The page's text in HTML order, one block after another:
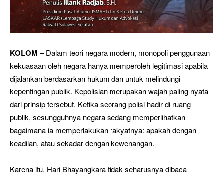
KOLOM – Dalam teori negara modern, monopoli penggunaan
kekuasaan oleh negara hanya memperoleh legitimasi apabila
dijalankan berdasarkan hukum dan untuk melindungi
kepentingan publik. Kepolisian merupakan wajah paling nyata
dari prinsip tersebut. Ketika seorang polisi hadir di ruang
publik, sesungguhnya negara sedang memperlihatkan
bagaimana ia memperlakukan rakyatnya: apakah dengan
keadilan, atau sekadar dengan kewenangan.
Karena itu, Hari Bhayangkara tidak seharusnya dibaca